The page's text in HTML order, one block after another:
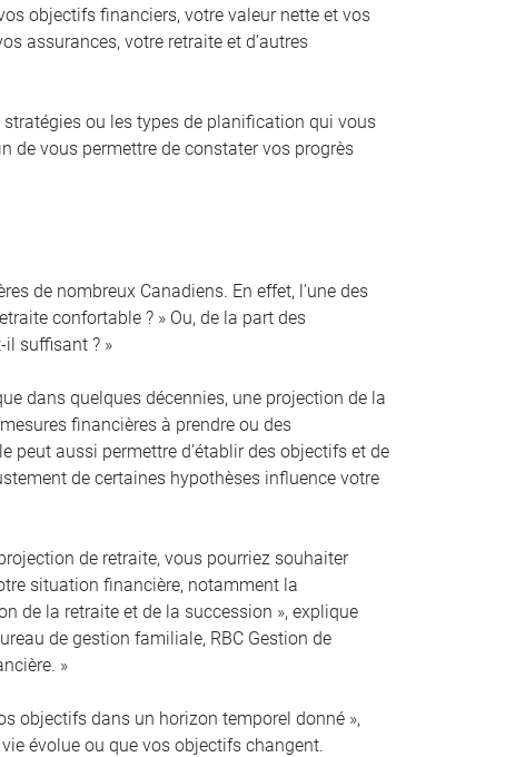
objectifs financiers, votre valeur nette et vos
assurances, votre retraite et d’autres
ou les types de planification qui vous
de vous permettre de constater vos progrès
de nombreux Canadiens. En effet, l’une des
confortable ? » Ou, de la part des
il suffisant ? »
dans quelques décennies, une projection de la
financières à prendre ou des
peut aussi permettre d’établir des objectifs et de
de certaines hypothèses influence votre
de retraite, vous pourriez souhaiter
situation financière, notamment la
de la retraite et de la succession », explique
de gestion familiale, RBC Gestion de
»
objectifs dans un horizon temporel donné »,
évolue ou que vos objectifs changent.